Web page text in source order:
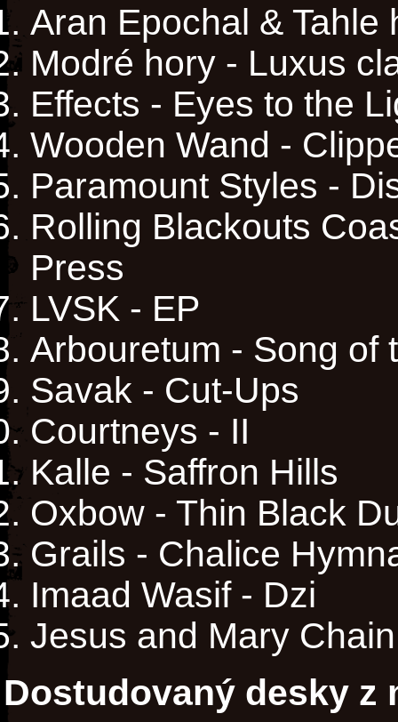
Aran Epochal &
Modré hory - Luxus
Effects - Eyes to the
Wooden Wand -
Paramount Styles -
Rolling Blackouts
Press
LVSK - EP
Arbouretum - Song of
Savak - Cut-Ups
Courtneys - II
Kalle - Saffron Hills
Oxbow - Thin Black
Grails - Chalice
Imaad Wasif - Dzi
Jesus and Mary
Dostudovaný desky z